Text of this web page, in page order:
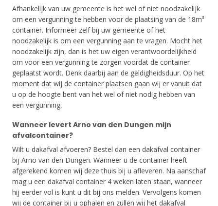
Afhankelijk van uw gemeente is het wel of niet noodzakelijk
om een vergunning te hebben voor de plaatsing van de 18m³
container. Informeer zelf bij uw gemeente of het
noodzakelijk is om een vergunning aan te vragen. Mocht het
noodzakelijk zijn, dan is het uw eigen verantwoordelijkheid
om voor een vergunning te zorgen voordat de container
geplaatst wordt. Denk daarbij aan de geldigheidsduur. Op het
moment dat wij de container plaatsen gaan wij er vanuit dat
u op de hoogte bent van het wel of niet nodig hebben van
een vergunning.
Wanneer levert Arno van den Dungen mijn
afvalcontainer?
Wilt u dakafval afvoeren? Bestel dan een dakafval container
bij Arno van den Dungen. Wanneer u de container heeft
afgerekend komen wij deze thuis bij u afleveren. Na aanschaf
mag u een dakafval container 4 weken laten staan, wanneer
hij eerder vol is kunt u dit bij ons melden. Vervolgens komen
wij de container bij u ophalen en zullen wij het dakafval